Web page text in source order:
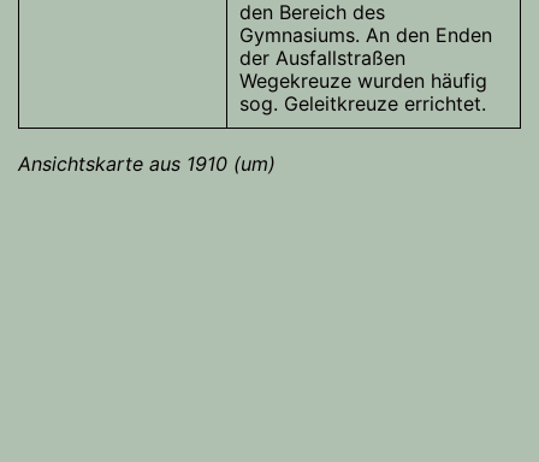
den Bereich des
Gymnasiums. An den Enden
der Ausfallstraßen
Wegekreuze wurden häufig
sog. Geleitkreuze errichtet.
Ansichtskarte aus 1910 (um)